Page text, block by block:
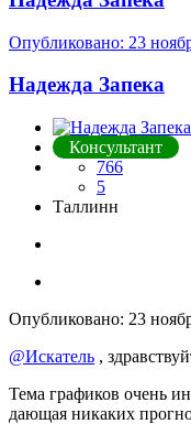
Опубликовано: 23
Надежда Запека
Консультант
766
5
Таллинн
Опубликовано: 23
@Искатель ,
Тема графиков очень
дающая никаких